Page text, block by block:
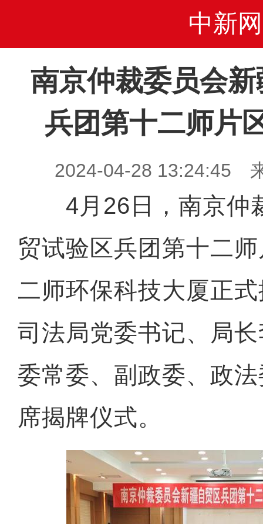
中新网
南京仲裁委员会
兵团第十二师片
2024-04-28 13:24:45
4月26日，南京仲
贸试验区兵团第十二
二师环保科技大厦正
司法局党委书记、局
委常委、副政委、政
席揭牌仪式。